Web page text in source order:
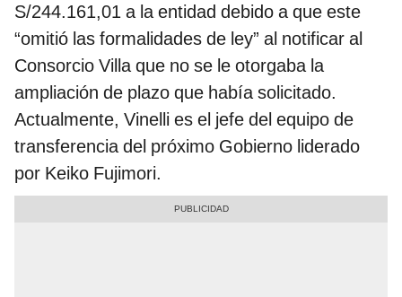
S/244.161,01 a la entidad debido a que este
“omitió las formalidades de ley” al notificar al
Consorcio Villa que no se le otorgaba la
ampliación de plazo que había solicitado.
Actualmente, Vinelli es el jefe del equipo de
transferencia del próximo Gobierno liderado
por Keiko Fujimori.